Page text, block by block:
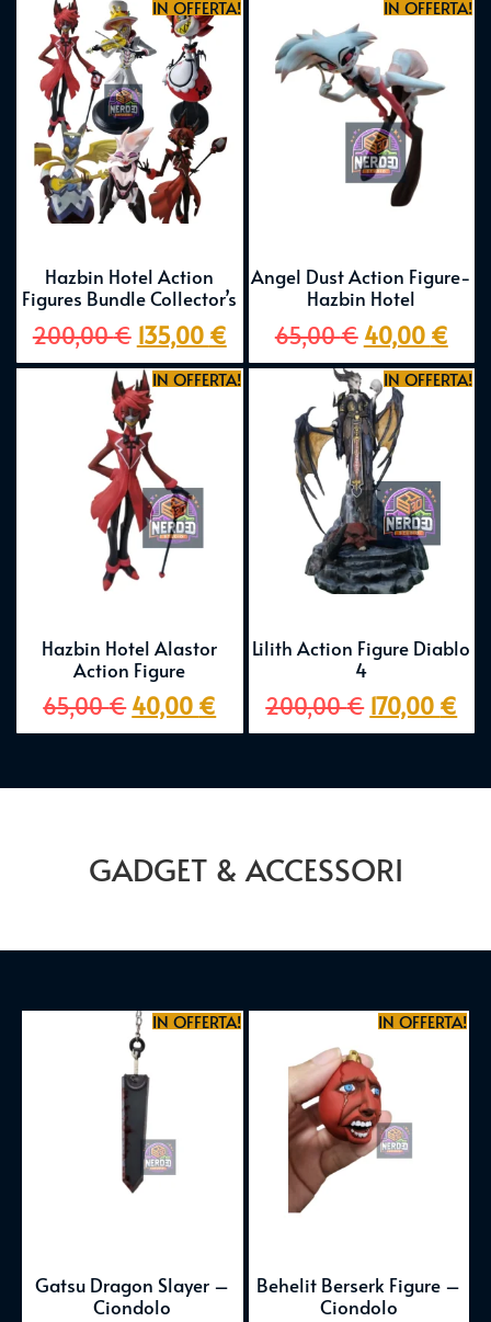
IN OFFERTA!
Hazbin Hotel Action
Figures Bundle Collector’s
200,00€ 135,00 €
IN OFFERTA!
Angel Dust Action Figure-
Hazbin Hotel
65,00€ 40,00 €
IN OFFERTA!
Hazbin Hotel Alastor
Action Figure
65,00€ 40,00 €
IN OFFERTA!
Lilith Action Figure Diablo
4
200,00€ 170,00 €
GADGET & ACCESSORI
IN OFFERTA!
Gatsu Dragon Slayer –
Ciondolo
IN OFFERTA!
Behelit Berserk Figure –
Ciondolo